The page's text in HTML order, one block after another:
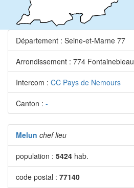
Département : Seine-et-Marne 77
Arrondissement : 774 Fontainebleau
Intercom : CC Pays de Nemours
Canton : -
Melun chef lieu
population : 5424 hab.
code postal : 77140